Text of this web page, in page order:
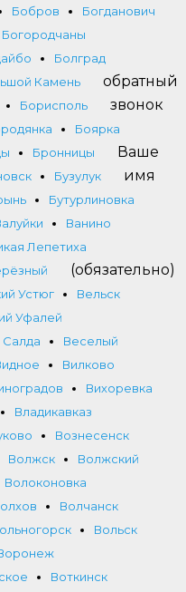
Бобров
Богданович
Богородчаны
Болград
Камень
Борисполь
Боярка
Бронницы
Бузулук
Бутурлиновка
Ванино
Лепетиха
Устюг
Вельск
Уфалей
Салда
Веселый
Вилково
Вихоревка
Владикавказ
Вознесенск
Волжск
Волжский
Волоконовка
Волчанск
Вольск
Воткинск
обратный
звонок
Ваше
имя
(обязательно)